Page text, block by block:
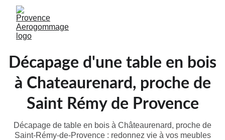
Décapage d'une table en bois
à Chateaurenard, proche de
Saint Rémy de Provence
Décapage de table en bois à Châteaurenard, proche de
Saint-Rémy-de-Provence : redonnez vie à vos meubles